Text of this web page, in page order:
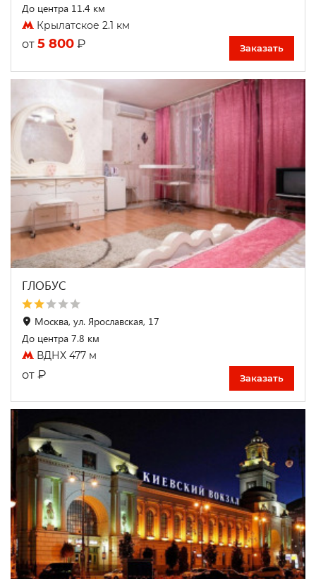
До центра 11.4 км
Крылатское 2.1 км
от 5 800 ₽ Заказать
ГЛОБУС
Москва, ул. Ярославская, 17
До центра 7.8 км
ВДНХ 477 м
от ₽ Заказать